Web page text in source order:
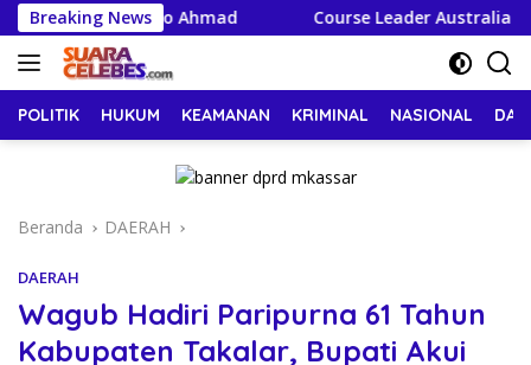
Langsung
ke
konten
Breaking News
Sufmi Dasco Ahmad Course Leader Australia
POLITIK HUKUM KEAMANAN KRIMINAL NASIONAL
Beranda DAERAH
DAERAH
Wagub Hadiri Paripurna 61 Tahun
Kabupaten Takalar, Bupati Akui